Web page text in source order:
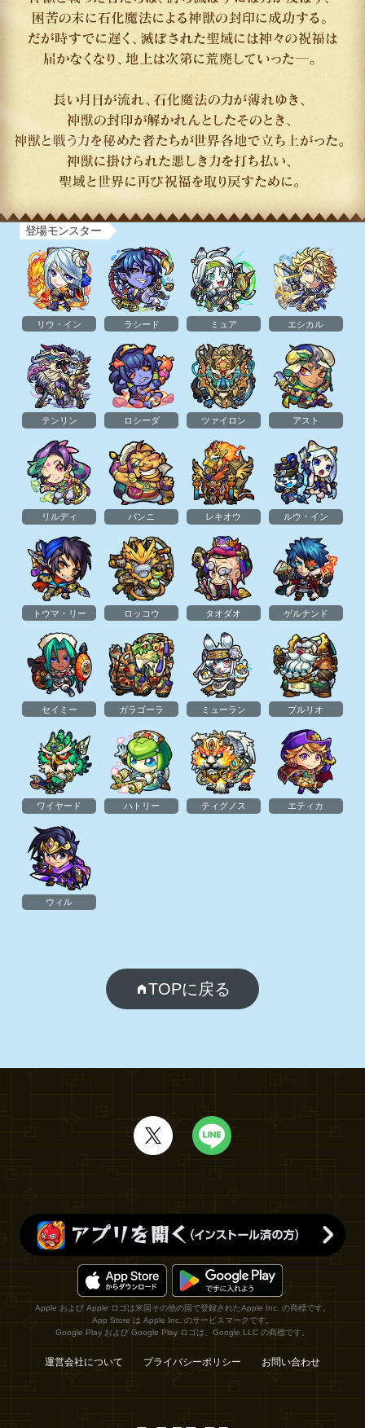
遥か昔、地上には、 神々に祝福された美しい聖域が存在した。 そこには気高き神獣が住まい、
登場モンスター
リウ・イン ラシード ミュア エシカル
テンリン ロシーダ ツァイロン アスト
リルディ パンニ レキオウ ルウ・イン
トウマ・リー ロッコウ タオダオ ゲルナンド
セイミー ガラゴーラ ミューラン ブルリオ
ワイヤード ハトリー ティグノス エティカ
ウィル
TOPに戻る
Apple および Apple ロゴは米国その他の国で登録されたApple Inc. の商標です。
App Store は Apple Inc. のサービスマークです。
Google Play および Google Play ロゴは、Google LLC の商標です。
運営会社について プライバシーポリシー お問い合わせ